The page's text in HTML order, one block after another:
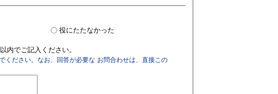
役にたたなかった
内でご記入ください。
ください。なお、回答が必要な お問合わせは、直接この